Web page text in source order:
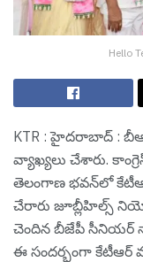
Hello
KTR : హైద‌రాబాద్ :
వ్యాఖ్య‌లు చేశారు.
తెలంగాణ భవన్‌లో
చేరారు జూబ్లీహిల్స్
చెందిన బీజేపీ సీనియర్
ఈ సందర్భంగా కేటీఆర్